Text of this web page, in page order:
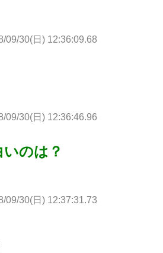
09/30(日) 12:36:09.68
09/30(日) 12:36:46.96
のは？
09/30(日) 12:37:31.73